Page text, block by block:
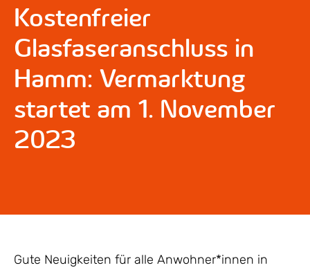
Kostenfreier
Glasfaseranschluss in
Hamm: Vermarktung
startet am 1. November
2023
Gute Neuigkeiten für alle Anwohner*innen in